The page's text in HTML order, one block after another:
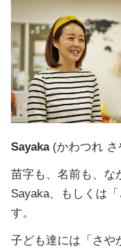
Sayaka(かわつれ さ
苗字も、名前も、な
Sayaka、もしくは
す。
子ども達には「さや